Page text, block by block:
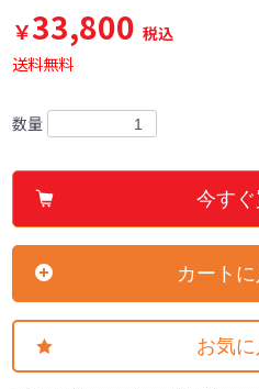
￥33,800 税込
送料無料
数量
今すぐ
カート
お気に